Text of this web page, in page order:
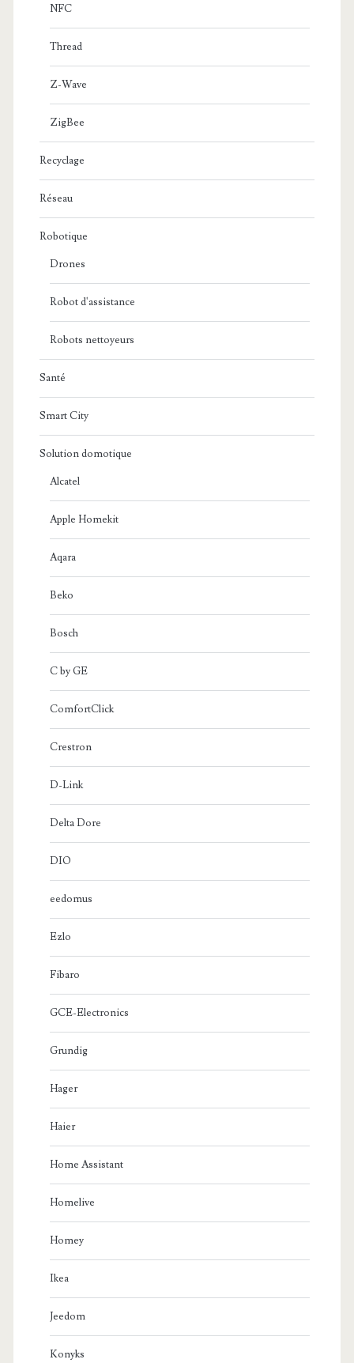
NFC
Thread
Z-Wave
ZigBee
Recyclage
Réseau
Robotique
Drones
Robot d'assistance
Robots nettoyeurs
Santé
Smart City
Solution domotique
Alcatel
Apple Homekit
Aqara
Beko
Bosch
C by GE
ComfortClick
Crestron
D-Link
Delta Dore
DIO
eedomus
Ezlo
Fibaro
GCE-Electronics
Grundig
Hager
Haier
Home Assistant
Homelive
Homey
Ikea
Jeedom
Konyks